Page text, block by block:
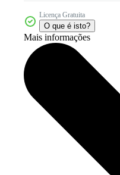
Licença Gratuita
O que é isto?
Mais informações